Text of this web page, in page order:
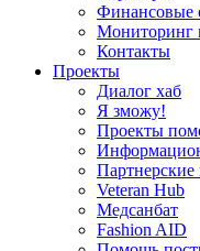
Финансовые
Мониторинг
Контакты
Проекты
Диалог хаб
Я зможу!
Проекты
Партнерские
Veteran Hub
Медсанбат
Fashion AID